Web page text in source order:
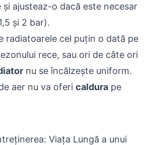
ajusteaz-o dacă este necesar
și 2 bar).
radiatoarele cel puțin o dată pe
rece, sau ori de câte ori
nu se încălzește uniform.
aer nu va oferi caldura pe
Viața Lungă a unui